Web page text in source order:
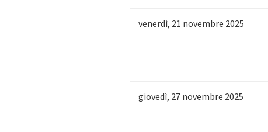
venerdì, 21 novembre 2025
giovedì, 27novembre 2025